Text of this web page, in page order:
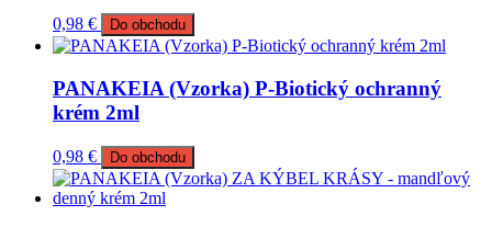
0,98 € Do obchodu
PANAKEIA (Vzorka) P-Biotický ochranný
krém 2ml
0,98 € Do obchodu